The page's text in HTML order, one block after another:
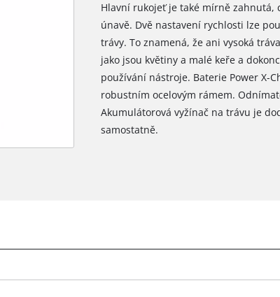
Hlavní rukojeť je také mírně
únavě. Dvě nastavení rychlosti lze
trávy. To znamená, že ani vysoká
jako jsou květiny a malé keře a
používání nástroje. Baterie Power X-
robustním ocelovým rámem.
Akumulátorová vyžínač na trávu je
samostatně.